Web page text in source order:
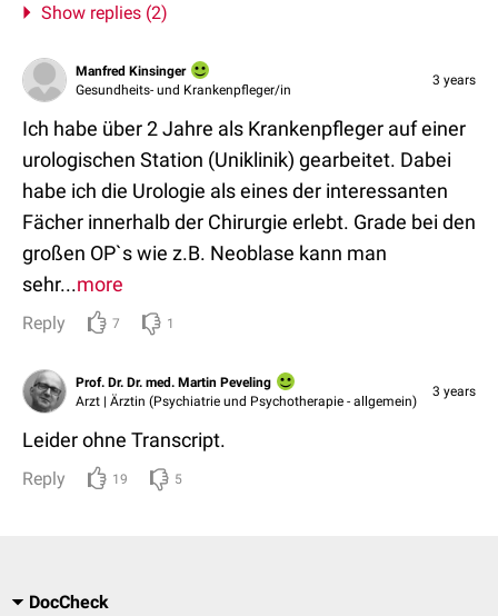
Show replies (2)
Manfred Kinsinger
Gesundheits- und Krankenpfleger/in
3 years
Ich habe über 2 Jahre als Krankenpfleger auf einer
urologischen Station (Uniklinik) gearbeitet. Dabei
habe ich die Urologie als eines der interessanten
Fächer innerhalb der Chirurgie erlebt. Grade bei den
großen OP`s wie z.B. Neoblase kann man
sehr...more
Reply 7 1
Prof. Dr. Dr. med. Martin Peveling
Arzt | Ärztin (Psychiatrie und Psychotherapie - allgemein)
3 years
Leider ohne Transcript.
Reply 19 5
DocCheck